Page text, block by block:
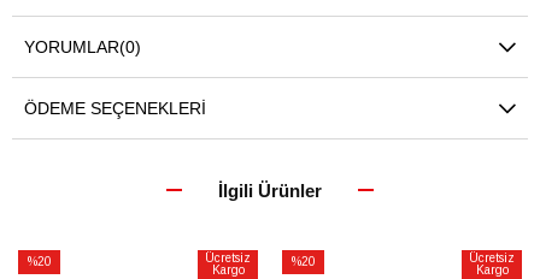
YORUMLAR(0)
ÖDEME SEÇENEKLERI
İlgili Ürünler
%20
Ücretsiz
Kargo
%20
Ücretsiz
Kargo